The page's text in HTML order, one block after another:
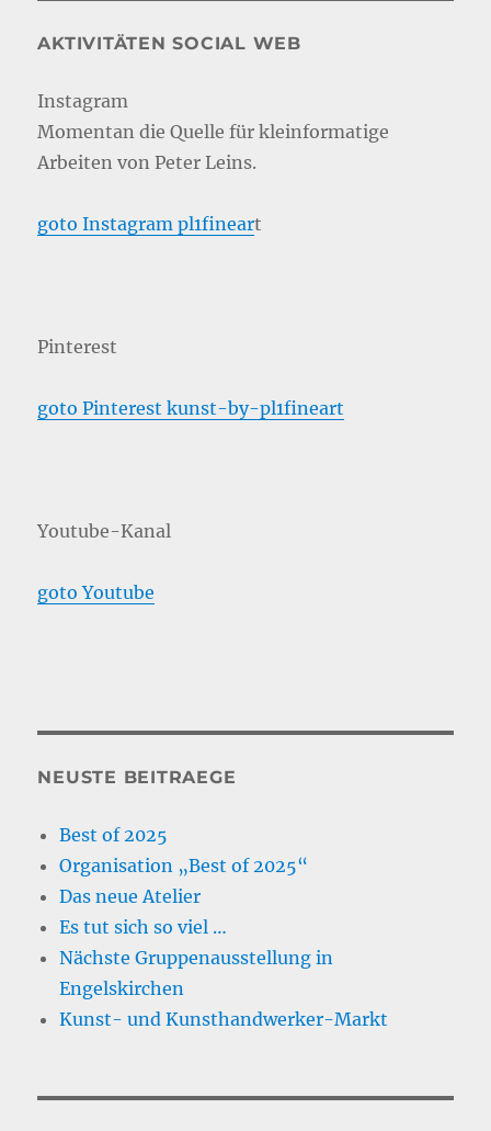
AKTIVITÄTEN SOCIAL WEB
Instagram
Momentan die Quelle für kleinformatige
Arbeiten von Peter Leins.
goto Instagram pl1fineart
Pinterest
goto Pinterest kunst-by-pl1fineart
Youtube-Kanal
goto Youtube
NEUSTE BEITRAEGE
Best of 2025
Organisation „Best of 2025“
Das neue Atelier
Es tut sich so viel …
Nächste Gruppenausstellung in
Engelskirchen
Kunst- und Kunsthandwerker-Markt